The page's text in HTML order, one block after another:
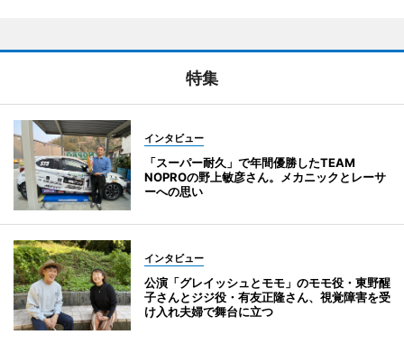
特集
インタビュー
「スーパー耐久」で年間優勝したTEAM
NOPROの野上敏彦さん。メカニックとレーサ
ーへの思い
インタビュー
公演「グレイッシュとモモ」のモモ役・東野醒
子さんとジジ役・有友正隆さん、視覚障害を受
け入れ夫婦で舞台に立つ